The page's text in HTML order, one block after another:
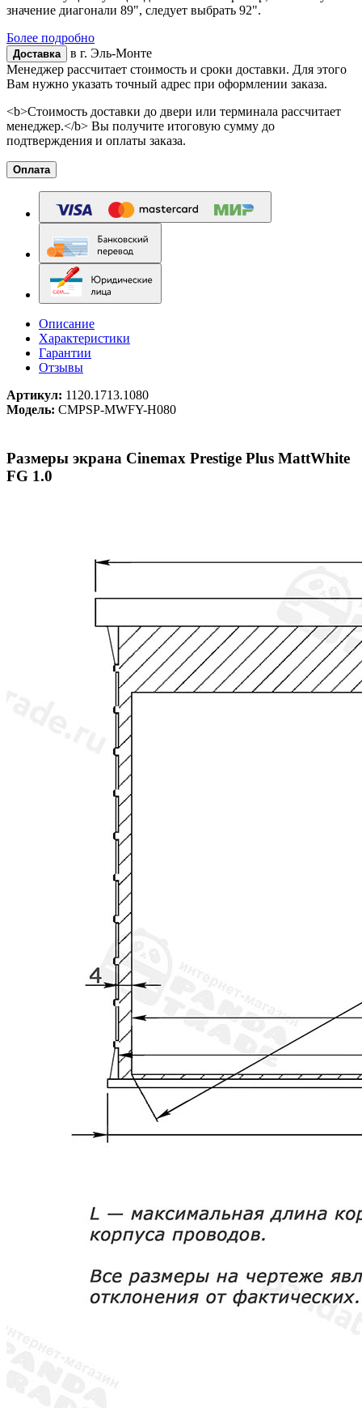
значение диагонали 89", следует выбрать 92".
Более подробно
Доставка в г. Эль-Монте
Менеджер рассчитает стоимость и сроки доставки. Для этого
Вам нужно указать точный адрес при оформлении заказа.
<b>Стоимость доставки до двери или терминала рассчитает
менеджер.</b> Вы получите итоговую сумму до
подтверждения и оплаты заказа.
Оплата
Описание
Характеристики
Гарантии
Отзывы
Артикул: 1120.1713.1080
Модель: CMPSP-MWFY-H080
Размеры экрана Cinemax Prestige Plus MattWhite
FG 1.0